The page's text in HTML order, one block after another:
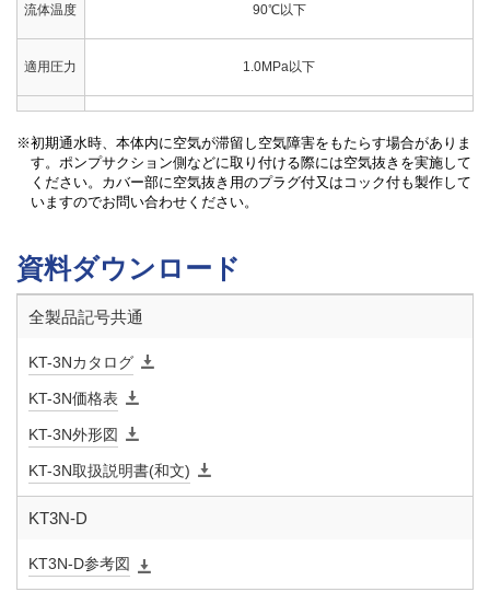
流体温度 90℃以下
適用圧力 1.0MPa以下
網目 60メッシュ 20､40､80､100メッシュ
材質 本
体
SCS13
材質 ネ
ット
タ
初期通水時、本体内に空気が滞留し空気障害をもたらす場合がありま
す。ポンプサクション側などに取り付ける際には空気抜きを実施して
ください。カバー部に空気抜き用のプラグ付又はコック付も製作して
いますのでお問い合わせください。
資料ダウンロード
全製品記号共通
KT-3Nカタログ
KT-3N価格表
KT-3N外形図
KT-3N取扱説明書(和文)
KT3N-D
KT3N-D参考図